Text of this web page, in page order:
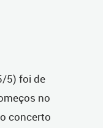
5) foi de
no
concerto